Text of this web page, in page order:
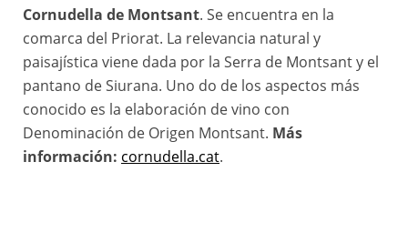
Cornudella de Montsant. Se encuentra en la
comarca del Priorat. La relevancia natural y
paisajística viene dada por la Serra de Montsant y el
pantano de Siurana. Uno do de los aspectos más
conocido es la elaboración de vino con
Denominación de Origen Montsant. Más
información: cornudella.cat.